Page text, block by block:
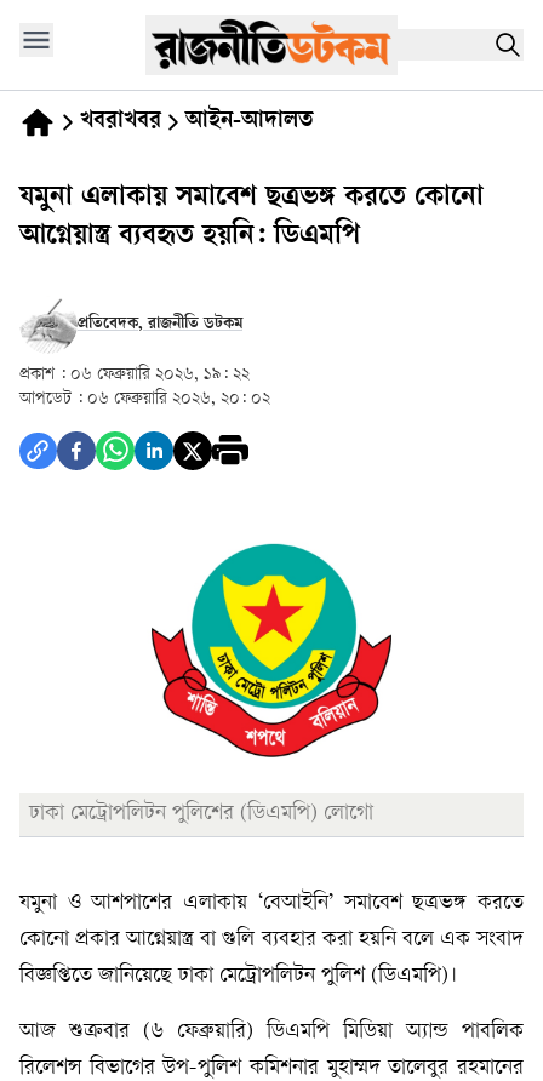
খবরাখবর আইন-আদালত
যমুনা এলাকায় সমাবেশ ছত্রভঙ্গ করতে কোনো
আগ্নেয়াস্ত্র ব্যবহৃত হয়নি: ডিএমপি
প্রতিবেদক, রাজনীতি ডটকম
প্রকাশ : ০৬ ফেব্রুয়ারি ২০২৬, ১৯: ২২
আপডেট : ০৬ ফেব্রুয়ারি ২০২৬, ২০: ০২
ঢাকা মেট্রোপলিটন পুলিশের (ডিএমপি) লোগো
যমুনা ও আশপাশের এলাকায় ‘বেআইনি’ সমাবেশ ছত্রভঙ্গ করতে
কোনো প্রকার আগ্নেয়াস্ত্র বা গুলি ব্যবহার করা হয়নি বলে এক সংবাদ
বিজ্ঞপ্তিতে জানিয়েছে ঢাকা মেট্রোপলিটন পুলিশ (ডিএমপি)।
আজ শুক্রবার (৬ ফেব্রুয়ারি) ডিএমপি মিডিয়া অ্যান্ড পাবলিক
রিলেশন্স বিভাগের উপ-পুলিশ কমিশনার মুহাম্মদ তালেবুর রহমানের